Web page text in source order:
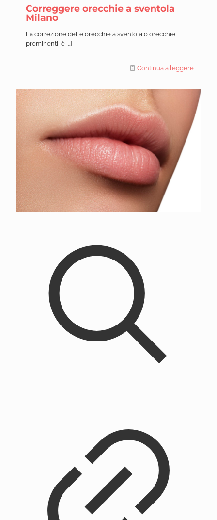
Correggere orecchie a sventola
Milano
La correzione delle orecchie a sventola o orecchie
prominenti, è […]
Continua a leggere